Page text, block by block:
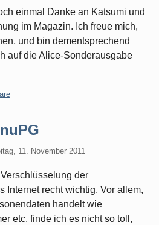
einmal Danke an Katsumi und
im Magazin. Ich freue mich,
und bin dementsprechend
auf die Alice-Sonderausgabe
11. November 2011
der
Internet recht wichtig. Vor allem,
handelt wie
etc. finde ich es nicht so toll,